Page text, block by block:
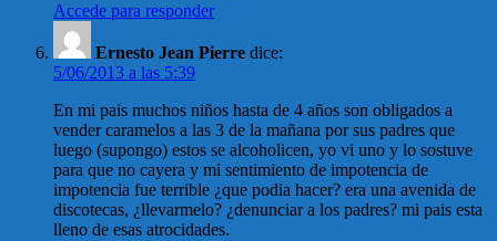
Accede para responder
Ernesto Jean Pierre dice:
5/06/2013 a las 5:39
En mi pais muchos niños hasta de 4 años son obligados a
vender caramelos a las 3 de la mañana por sus padres que
luego (supongo) estos se alcoholicen, yo vi uno y lo sostuve
para que no cayera y mi sentimiento de impotencia de
impotencia fue terrible ¿que podia hacer? era una avenida de
discotecas, ¿llevarmelo? ¿denunciar a los padres? mi pais esta
lleno de esas atrocidades.